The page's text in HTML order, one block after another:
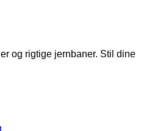
og rigtige jernbaner. Stil dine